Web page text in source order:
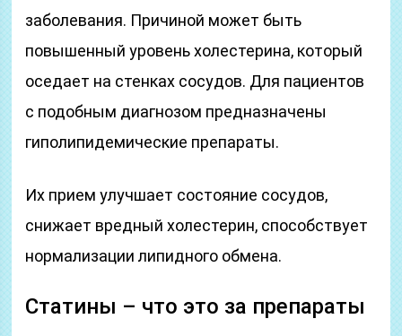
заболевания. Причиной может быть
повышенный уровень холестерина, который
оседает на стенках сосудов. Для пациентов
с подобным диагнозом предназначены
гиполипидемические препараты.
Их прием улучшает состояние сосудов,
снижает вредный холестерин, способствует
нормализации липидного обмена.
Статины – что это за препараты